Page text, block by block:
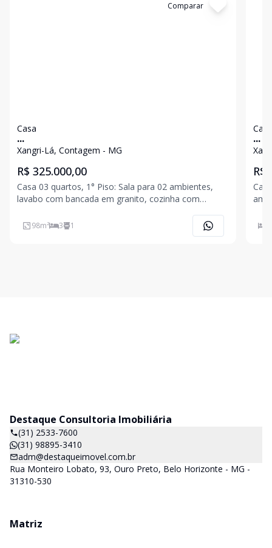
Comparar
Casa
...
Xangri-Lá, Contagem - MG
R$ 325.000,00
Casa 03 quartos, 1° Piso: Sala para 02 ambientes,
lavabo com bancada em granito, cozinha com
coberta. 2° Piso: 03 quartos, sendo 01 suíte com
bancada em granito, banho social com bancada em
98m² 3 1
Casa
...
R$
Destaque Consultoria Imobiliária
(31) 2533-7600
(31) 98895-3410
adm@destaqueimovel.com.br
Rua Monteiro Lobato, 93, Ouro Preto, Belo Horizonte - MG -
31310-530
Matriz